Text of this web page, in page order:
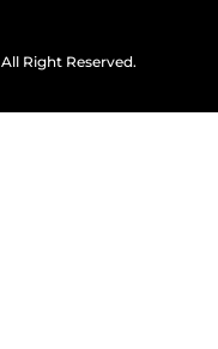
All Right Reserved.